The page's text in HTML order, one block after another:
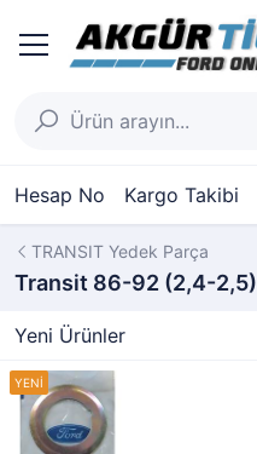
Hesap No Kargo Takibi
TRANSIT Yedek Parça
Transit 86-92 (2,4-2,5)
Yeni Ürünler